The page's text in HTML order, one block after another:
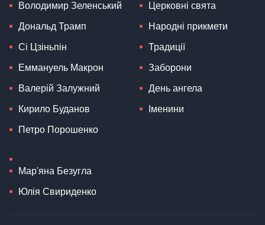
Володимир Зеленський
Дональд Трамп
Сі Цзіньпін
Еммануель Макрон
Валерій Залужний
Кирило Буданов
Петро Порошенко
Мар'яна Безугла
Юлія Свириденко
Церковні свята
Народні прикмети
Традиції
Заборони
День ангела
Іменини